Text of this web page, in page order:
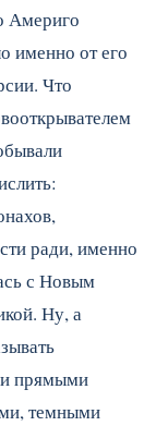
Америго
именно от его
Что
ради, именно
с Новым
Ну, а
прямыми
темными